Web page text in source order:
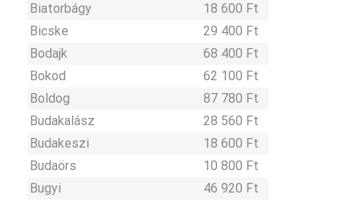
Biatorbágy
18 600 Ft
Bicske
29 400 Ft
Bodajk
68 400 Ft
Bokod
62 100 Ft
Boldog
87 780 Ft
Budakalász
28 560 Ft
Budakeszi
18 600 Ft
Budaörs
10 800 Ft
Bugyi
46 920 Ft